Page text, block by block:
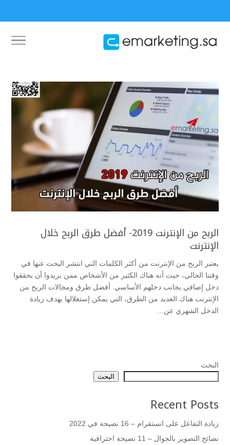
الربح من الإنترنت 2019- أفضل طرق الربح خلال
الإنترنت
يعتبر الربح من الإنترنت من أكثر الكلمات التي انتشر البحث عنها في
وقتنا الحالي، حيث أنه هناك الكثير من الأشخاص ممن يريدوا أن يحققوا
دخل إضافي بجانب دخلهم الأساسي. أفضل طرق ومجالات الربح من
الإنترنت هناك العديد من الطرق، التي يمكن إستغلالها بهدف زيادة
الدخل الشهري عن...
البحث
البحث
Recent Posts
زيادة التفاعل على انستقرام – 16 نصيحة في 2022
نصائح التصوير بالجوال – 11 نصيحة احترافية